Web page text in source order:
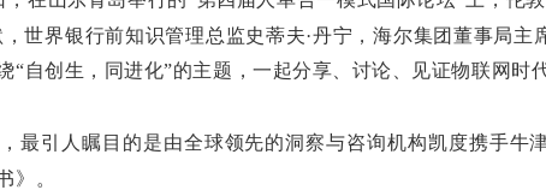
世界银行前知识管理总监史蒂夫·丹宁，海尔集团董事局主
“自创生，同进化”的主题，一起分享、讨论、见证物联网时
最引人瞩目的是由全球领先的洞察与咨询机构凯度携手牛
》。